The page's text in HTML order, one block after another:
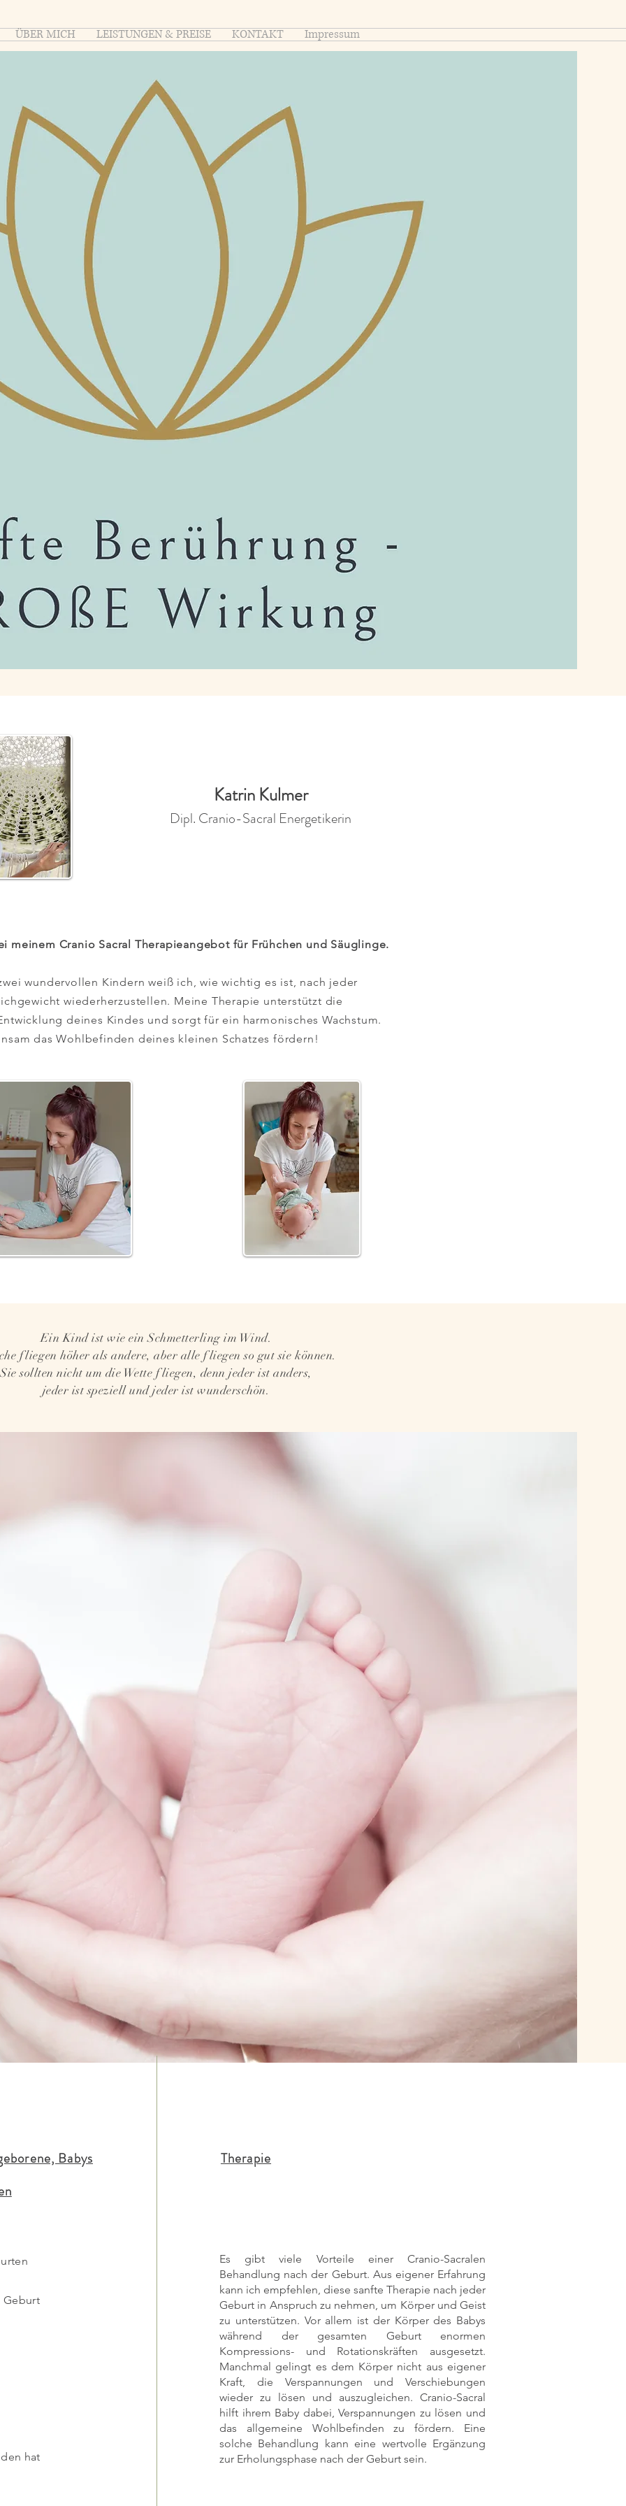
ÜBER MICH LEISTUNGEN & PREISE KONTAKT Impressum
Sacral Energetik
Katrin Kulmer
Katrin Kulmer
Dipl. Cranio-Sacral Energetikerin
meinem Cranio Sacral Therapieangebot für Frühchen und Säuglinge.
wundervollen Kindern weiß ich, wie wichtig es ist, nach jeder
wiederherzustellen. Meine Therapie unterstützt die
deines Kindes und sorgt für ein harmonisches Wachstum.
das Wohlbefinden deines kleinen Schatzes fördern!
Ein Kind ist wie ein Schmetterling im Wind.
fliegen höher als andere, aber alle fliegen so gut sie können.
Sie sollten nicht um die Wette fliegen, denn jeder ist anders,
jeder ist speziell und jeder ist wunderschön.
Babys
Therapie
Geburt
hat
Es gibt viele Vorteile einer Cranio-Sacralen
Behandlung nach der Geburt. Aus eigener Erfahrung
kann ich empfehlen, diese sanfte Therapie nach jeder
Geburt in Anspruch zu nehmen, um Körper und Geist
zu unterstützen. Vor allem ist der Körper des Babys
während der gesamten Geburt enormen
Kompressions- und Rotationskräften ausgesetzt.
Manchmal gelingt es dem Körper nicht aus eigener
Kraft, die Verspannungen und Verschiebungen
wieder zu lösen und auszugleichen. Cranio-Sacral
hilft ihrem Baby dabei, Verspannungen zu lösen und
das allgemeine Wohlbefinden zu fördern. Eine
solche Behandlung kann eine wertvolle Ergänzung
zur Erholungsphase nach der Geburt sein.